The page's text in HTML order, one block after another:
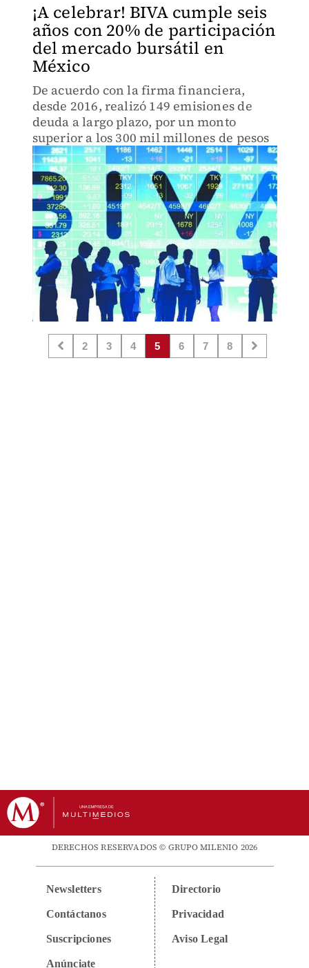
¡A celebrar! BIVA cumple seis
años con 20% de participación
del mercado bursátil en
México
De acuerdo con la firma financiera,
desde 2016, realizó 149 emisiones de
deuda a largo plazo, por un monto
superior a los 300 mil millones de pesos
2 3 4 5 6 7 8
DERECHOS RESERVADOS © GRUPO MILENIO 2026
Newsletters
Contáctanos
Suscripciones
Anúnciate
Directorio
Privacidad
Aviso Legal